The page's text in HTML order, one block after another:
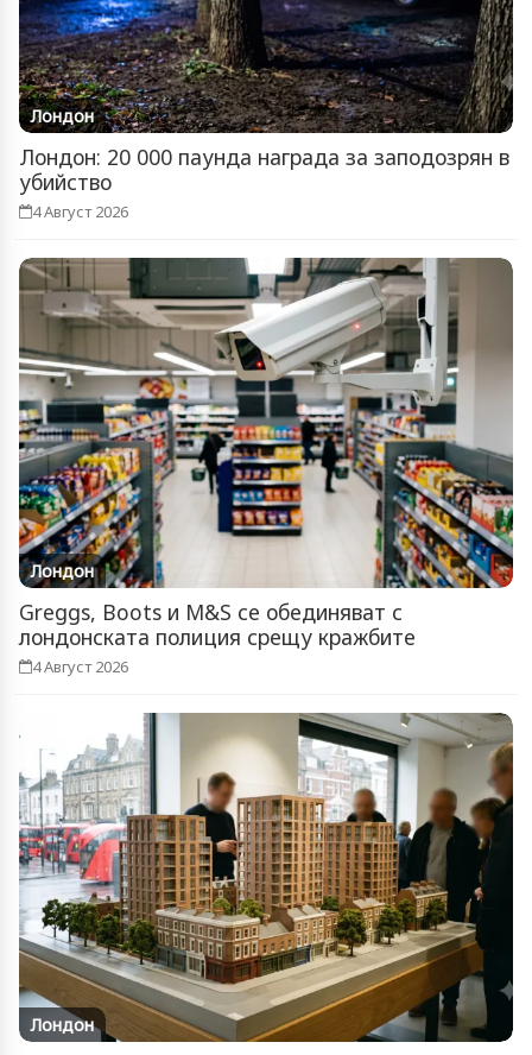
Лондон
Лондон: 20 000 паунда награда за заподозрян в
убийство
4 Август 2026
Лондон
Greggs, Boots и M&S се обединяват с
лондонската полиция срещу кражбите
4 Август 2026
Лондон